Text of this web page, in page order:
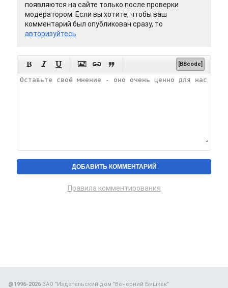
появляются на сайте только после проверки
модератором. Если вы хотите, чтобы ваш
комментарий был опубликован сразу, то
авторизуйтесь
      [BBcode]
Правила комментирования
@1996-2026ЗАО "Издательский дом "Вечерний Бишкек"